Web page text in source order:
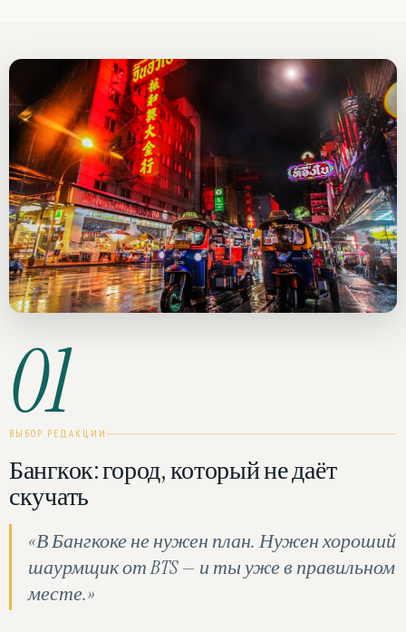
01
ВЫБОР РЕДАКЦИИ
Бангкок: город, который не даёт
скучать
«В Бангкоке не нужен план. Нужен хороший
шаурмщик от BTS — и ты уже в правильном
месте.»